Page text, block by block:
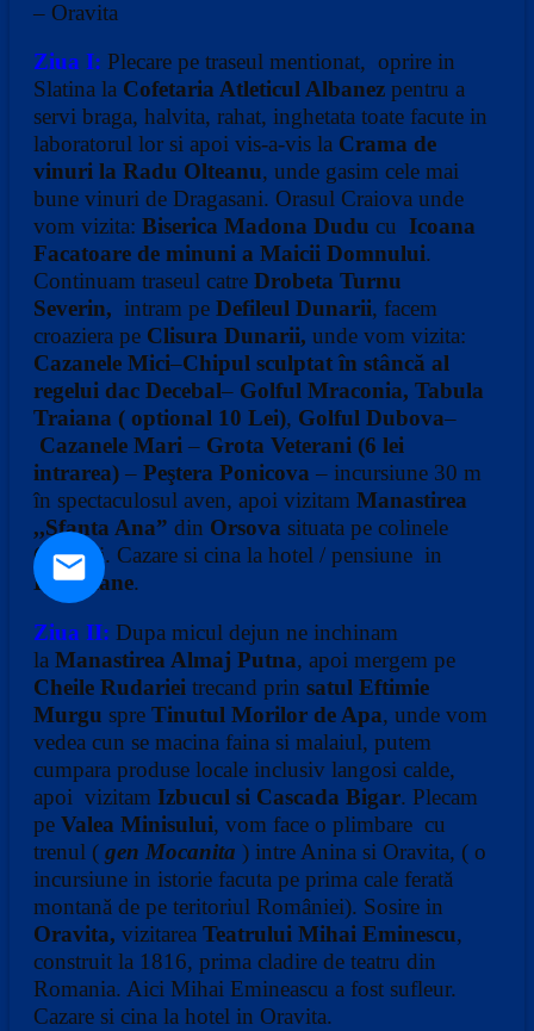
– Oravita
Ziua I: Plecare pe traseul mentionat, oprire in
Slatina la Cofetaria Atleticul Albanez pentru a
servi braga, halvita, rahat, inghetata toate facute in
laboratorul lor si apoi vis-a-vis la Crama de
vinuri la Radu Olteanu, unde gasim cele mai
bune vinuri de Dragasani. Orasul Craiova unde
vom vizita: Biserica Madona Dudu cu Icoana
Facatoare de minuni a Maicii Domnului.
Continuam traseul catre Drobeta Turnu
Severin, intram pe Defileul Dunarii, facem
croaziera pe Clisura Dunarii, unde vom vizita:
Cazanele Mici–Chipul sculptat în stâncă al
regelui dac Decebal– Golful Mraconia, Tabula
Traiana ( optional 10 Lei), Golful Dubova–
Cazanele Mari – Grota Veterani (6 lei
intrarea) – Peştera Ponicova – incursiune 30 m
în spectaculosul aven, apoi vizitam Manastirea
,,Sfanta Ana” din Orsova situata pe colinele
Orsovei. Cazare si cina la hotel / pensiune in
Herculane.
Ziua II: Dupa micul dejun ne inchinam
la Manastirea Almaj Putna, apoi mergem pe
Cheile Rudariei trecand prin satul Eftimie
Murgu spre Tinutul Morilor de Apa, unde vom
vedea cun se macina faina si malaiul, putem
cumpara produse locale inclusiv langosi calde,
apoi vizitam Izbucul si Cascada Bigar. Plecam
pe Valea Minisului, vom face o plimbare cu
trenul ( gen Mocanita ) intre Anina si Oravita, ( o
incursiune in istorie facuta pe prima cale ferată
montană de pe teritoriul României). Sosire in
Oravita, vizitarea Teatrului Mihai Eminescu,
construit la 1816, prima cladire de teatru din
Romania. Aici Mihai Emineascu a fost sufleur.
Cazare si cina la hotel in Oravita.